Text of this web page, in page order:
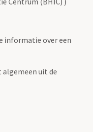
informatie over een
algemeen uit de